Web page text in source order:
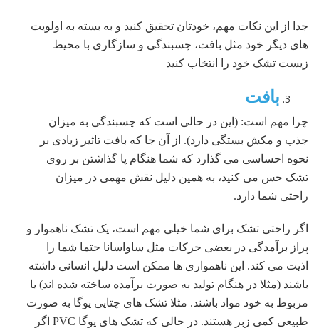
جدا از این نکات مهم، خودتان تحقیق کنید و به بسته به اولویت
های دیگر خود مثل بافت، چسبندگی و سازگاری با محیط
زیست تشک خود را انتخاب کنید
بافت
چرا مهم است: (این در حالی است که چسبندگی به میزان
جذب و مکش بستگی دارد). از آن جا که بافت تاثیر زیادی بر
نحوه احساسی می گذارد که شما هنگام پا گذاشتن بر روی
تشک حس می کنید، به همین دلیل نقش مهمی در میزان
راحتی شما دارد.
اگر راحتی تشک برای شما خیلی مهم است، یک تشک ناهموار و
پراز برآمدگی در بعضی حرکات مثل ساواسانا حتما شما را
اذیت می کند. این ناهمواری ها ممکن است دلیل انسانی داشته
باشند (مثلا در هنگام تولید به صورت برآمده ساخته شده اند) یا
مربوط به خود مواد باشند. مثلا تشک های چتایی یوگا به صورت
طبیعی کمی زبر هستند. در حالی که تشک های یوگا PVC اگر